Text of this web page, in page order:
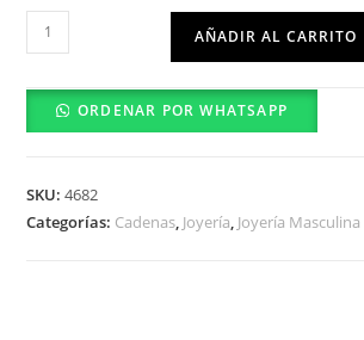
Cadena
Brujula
AÑADIR AL CARRITO
ORDENAR POR WHATSAPP
SKU:4682
Categorías: Cadenas, Joyería, Joyería Masculina